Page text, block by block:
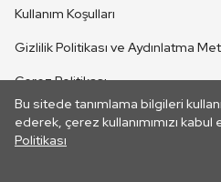
Bu sitede tanımlama bilgileri
ederek, çerez kullanımımızı
Politikası
CANLI YAYINLAR
Kullanım Koşulları
Gizlilik Politikası ve Aydınlatma
Çerez Politikası
İletişim
Her hakkı saklıdır. ©2026 TRT.